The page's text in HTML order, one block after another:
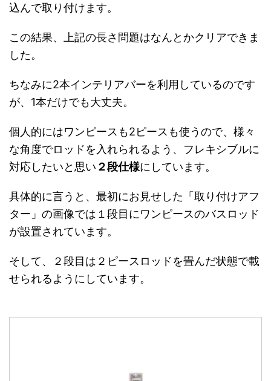
込んで取り付けます。
この結果、上記の長さ問題はなんとかクリアできま
した。
ちなみに2本インテリアバーを利用しているのです
が、1本だけでも大丈夫。
個人的にはワンピースも2ピースも使うので、様々
な角度でロッドを入れられるよう、フレキシブルに
対応したいと思い ２段仕様にしています。
具体的に言うと、最初にお見せした「取り付けアフ
ター」の画像では１段目にワンピースのバスロッド
が設置されています。
そして、２段目は２ピースロッドを畳んだ状態で載
せられるようにしています。